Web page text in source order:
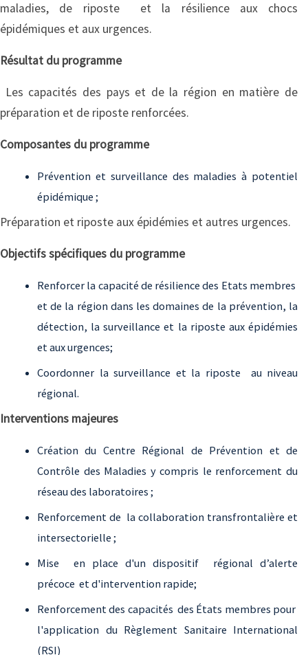
maladies, de riposte et la résilience aux chocs
épidémiques et aux urgences.
Résultat du programme
Les capacités des pays et de la région en matière de
préparation et de riposte renforcées.
Composantes du programme
Prévention et surveillance des maladies à potentiel
épidémique ;
Préparation et riposte aux épidémies et autres urgences.
Objectifs spécifiques du programme
Renforcer la capacité de résilience des Etats membres
et de la région dans les domaines de la prévention, la
détection, la surveillance et la riposte aux épidémies
et aux urgences;
Coordonner la surveillance et la riposte au niveau
régional.
Interventions majeures
Création du Centre Régional de Prévention et de
Contrôle des Maladies y compris le renforcement du
réseau des laboratoires ;
Renforcement de la collaboration transfrontalière et
intersectorielle ;
Mise en place d'un dispositif régional d’alerte
précoce et d'intervention rapide;
Renforcement des capacités des États membres pour
l'application du Règlement Sanitaire International
(RSI)